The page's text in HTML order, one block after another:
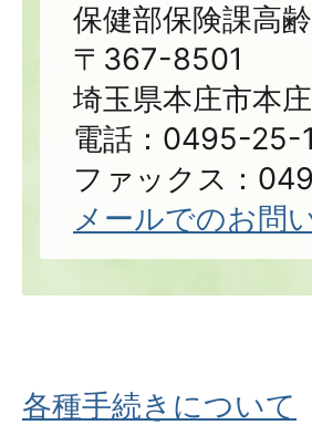
保健部保険課高
〒367-8501
埼玉県本庄市本
電話：0495-25-
ファックス：
メールでのお問
各種手続きについて